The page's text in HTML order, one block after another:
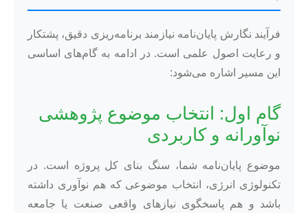
فرآیند نگارش پایان‌نامه نیازمند برنامه‌ریزی دقیق، پشتکار
و رعایت اصول علمی است. در ادامه به گام‌های اساسی
این مسیر اشاره می‌شود:
گام اول: انتخاب موضوع پژوهشی
نوآورانه و کاربردی
موضوع پایان‌نامه شما، سنگ بنای کل پروژه است. در
تکنولوژی انرژی، انتخاب موضوعی که هم نوآوری داشته
باشد و هم پاسخگوی نیازهای واقعی صنعت یا جامعه